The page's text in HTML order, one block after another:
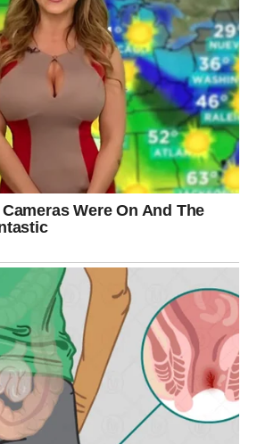
početak njezinih dobrobiti! Osim
žohara, muha, komaraca i
lavande na prozorske daske
eteričnog ulja lavande.
životno okruženje služi kao
metvice služi kao vrlo učinkovito
insekata. Sposoban je zaštititi od
Miris ove biljke odbija insekte.
ga uzgajajte na prozorskoj
insekata izblijediti u puko sjećanje.